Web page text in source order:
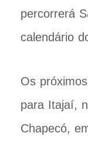
percorrerá
calendário
Os
para Itajaí,
Chapecó,